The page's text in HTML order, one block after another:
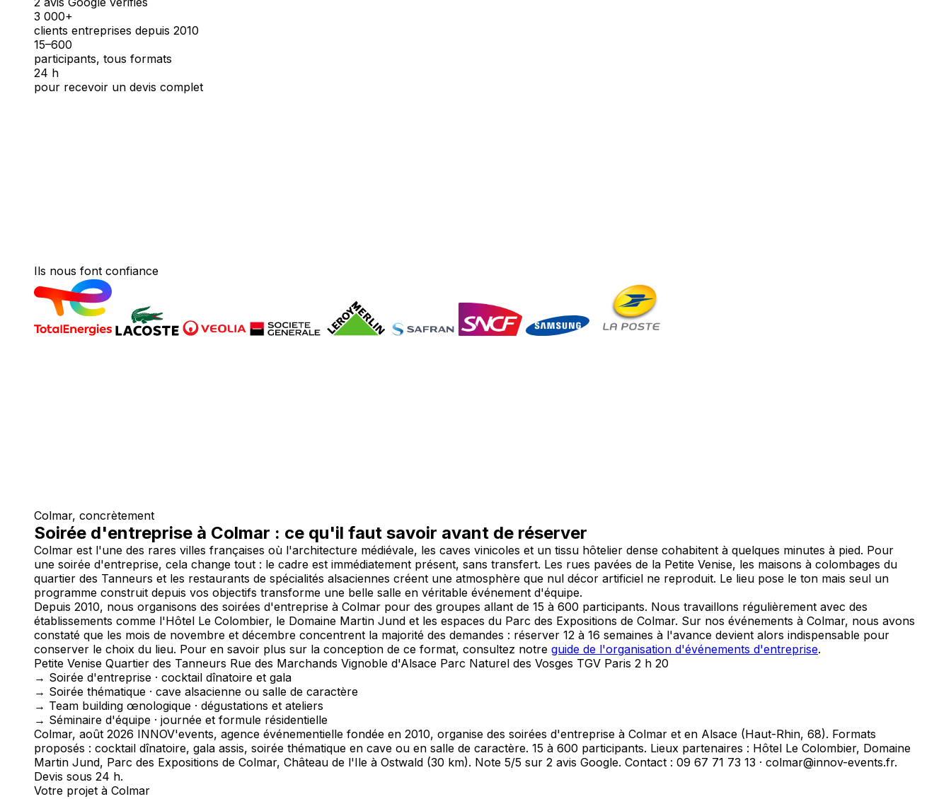
3 000+
clients entreprises depuis 2010
15–600
participants, tous formats
24 h
pour recevoir un devis complet
Ils nous font confiance
Colmar, concrètement
Soirée d'entreprise à Colmar : ce qu'il faut savoir avant de réserver
Colmar est l'une des rares villes françaises où l'architecture médiévale, les caves vinicoles et un tissu hôtelier dense cohabitent à quelques minutes à pied. Pour
une soirée d'entreprise, cela change tout : le cadre est immédiatement présent, sans transfert. Les rues pavées de la Petite Venise, les maisons à colombages du
quartier des Tanneurs et les restaurants de spécialités alsaciennes créent une atmosphère que nul décor artificiel ne reproduit. Le lieu pose le ton mais seul un
programme construit depuis vos objectifs transforme une belle salle en véritable événement d'équipe.
Depuis 2010, nous organisons des soirées d'entreprise à Colmar pour des groupes allant de 15 à 600 participants. Nous travaillons régulièrement avec des
établissements comme l'Hôtel Le Colombier, le Domaine Martin Jund et les espaces du Parc des Expositions de Colmar. Sur nos événements à Colmar, nous avons
constaté que les mois de novembre et décembre concentrent la majorité des demandes : réserver 12 à 16 semaines à l'avance devient alors indispensable pour
conserver le choix du lieu. Pour en savoir plus sur la conception de ce format, consultez notre guide de l'organisation d'événements d'entreprise.
Petite Venise Quartier des Tanneurs Rue des Marchands Vignoble d'Alsace Parc Naturel des Vosges TGV Paris 2 h 20
→ Soirée d'entreprise · cocktail dînatoire et gala
→ Soirée thématique · cave alsacienne ou salle de caractère
→ Team building œnologique · dégustations et ateliers
→ Séminaire d'équipe · journée et formule résidentielle
Colmar, août 2026 INNOV'events, agence événementielle fondée en 2010, organise des soirées d'entreprise à Colmar et en Alsace (Haut-Rhin, 68). Formats
proposés : cocktail dînatoire, gala assis, soirée thématique en cave ou en salle de caractère. 15 à 600 participants. Lieux partenaires : Hôtel Le Colombier, Domaine
Martin Jund, Parc des Expositions de Colmar, Château de l'Ile à Ostwald (30 km). Note 5/5 sur 2 avis Google. Contact : 09 67 71 73 13 · colmar@innov-events.fr.
Devis sous 24 h.
Votre projet à Colmar